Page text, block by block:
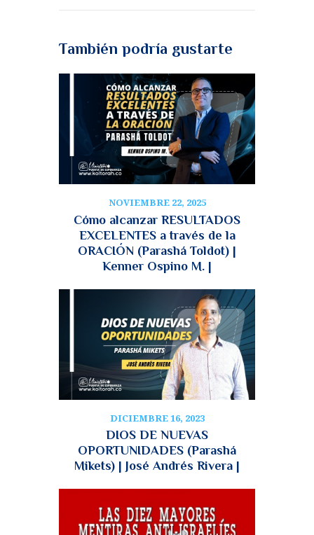
También podría gustarte
NOVIEMBRE 22, 2025
Cómo alcanzar RESULTADOS
EXCELENTES a través de la
ORACIÓN (Parashá Toldot) |
Kenner Ospino M. |
DICIEMBRE 16, 2023
DIOS DE NUEVAS
OPORTUNIDADES (Parashá
Mikets) | José Andrés Rivera |